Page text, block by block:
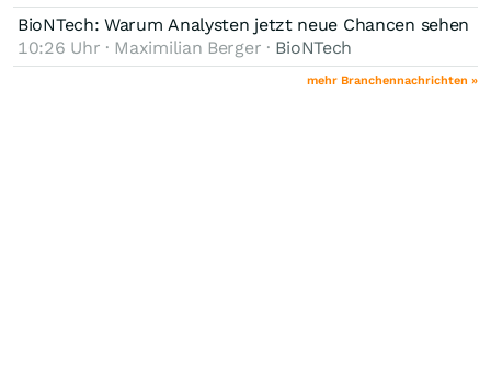
BioNTech: Warum Analysten jetzt neue Chancen sehen
10:26 Uhr · Maximilian Berger · BioNTech
mehr Branchennachrichten »